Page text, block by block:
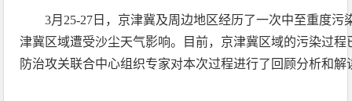
3月25-27日，京津冀及周边地区经历了一次中至重度污
津冀区域遭受沙尘天气影响。目前，京津冀区域的污染过
防治攻关联合中心组织专家对本次过程进行了回顾分析和解